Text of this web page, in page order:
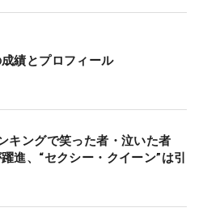
フだった。「トレーニング
いかな。器具は使わず基本
を回って軽い違和感という
なった。まだ完治はしてい
ています」。4日間を通し
ディは24個と量産し、大
ダー。10番で同じ最終組で
ュアの荒木優奈に並ばれた
た」と直後の11番で1.5メ
績とプロフィール
キングで笑った者・泣いた者
進、“セクシー・クイーン”は引